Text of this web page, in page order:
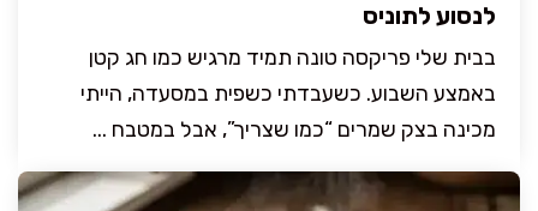
לנסוע לתוניס
בבית שלי פריקסה טונה תמיד מרגיש כמו חג קטן
באמצע השבוע. כשעבדתי כשפית במסעדה, הייתי
מכינה בצק שמרים “כמו שצריך”, אבל במטבח ...